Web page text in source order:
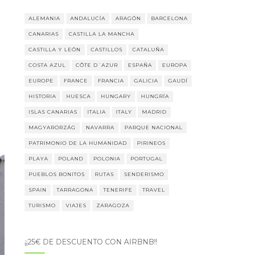
ALEMANIA ANDALUCÍA ARAGÓN BARCELONA
CANARIAS CASTILLA LA MANCHA
CASTILLA Y LEÓN CASTILLOS CATALUÑA
COSTA AZUL CÔTE D´AZUR ESPAÑA EUROPA
EUROPE FRANCE FRANCIA GALICIA GAUDÍ
HISTORIA HUESCA HUNGARY HUNGRÍA
ISLAS CANARIAS ITALIA ITALY MADRID
MAGYARORZÁG NAVARRA PARQUE NACIONAL
PATRIMONIO DE LA HUMANIDAD PIRINEOS
PLAYA POLAND POLONIA PORTUGAL
PUEBLOS BONITOS RUTAS SENDERISMO
SPAIN TARRAGONA TENERIFE TRAVEL
TURISMO VIAJES ZARAGOZA
¡¡25€ DE DESCUENTO CON AIRBNB!!